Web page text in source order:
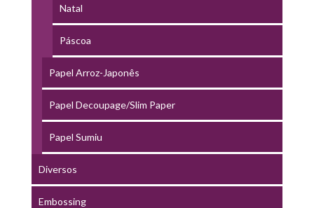
Natal
Páscoa
Papel Arroz-Japonês
Papel Decoupage/Slim Paper
Papel Sumiu
Diversos
Embossing